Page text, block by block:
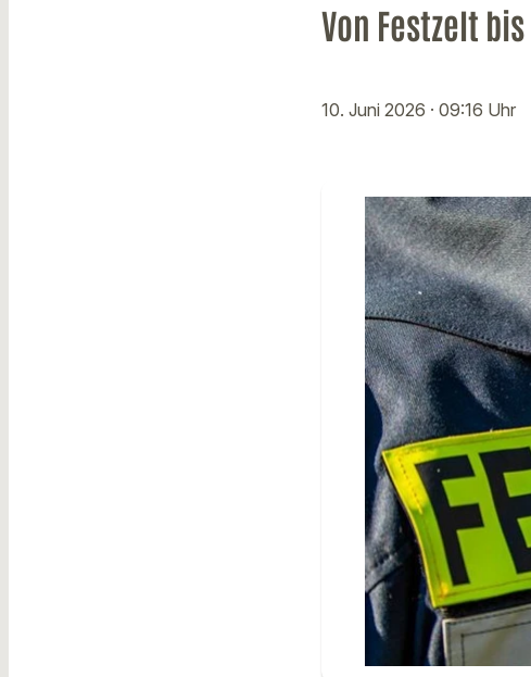
Von Festzelt
10. Juni 2026 · 09:16 Uhr